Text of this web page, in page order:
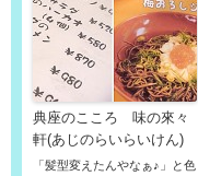
典座のこころ 味の來々
軒(あじのらいらいけん)
「髪型変えたんやなぁ♪」と色